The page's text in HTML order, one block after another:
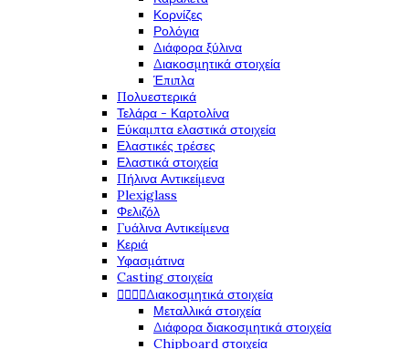
Κορνίζες
Ρολόγια
Διάφορα ξύλινα
Διακοσμητικά στοιχεία
Έπιπλα
Πολυεστερικά
Τελάρα - Καρτολίνα
Εύκαμπτα ελαστικά στοιχεία
Ελαστικές τρέσες
Ελαστικά στοιχεία
Πήλινα Αντικείμενα
Plexiglass
Φελιζόλ
Γυάλινα Αντικείμενα
Κεριά
Υφασμάτινα
Casting στοιχεία
   Διακοσμητικά στοιχεία
Μεταλλικά στοιχεία
Διάφορα διακοσμητικά στοιχεία
Chipboard στοιχεία